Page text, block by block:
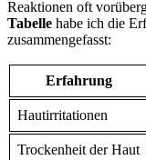
Reaktionen oft
Tabelle habe ich die
zusammengefasst:
Erfahrung
Hautirritationen
Trockenheit der Haut